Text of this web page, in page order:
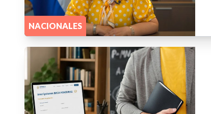
NACIONALES